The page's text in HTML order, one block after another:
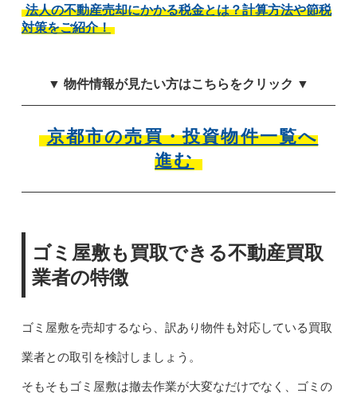
法人の不動産売却にかかる税金とは？計算方法や節税
対策をご紹介！
▼ 物件情報が見たい方はこちらをクリック ▼
京都市の売買・投資物件一覧へ
進む
ゴミ屋敷も買取できる不動産買取
業者の特徴
ゴミ屋敷を売却するなら、訳あり物件も対応している買取
業者との取引を検討しましょう。
そもそもゴミ屋敷は撤去作業が大変なだけでなく、ゴミの